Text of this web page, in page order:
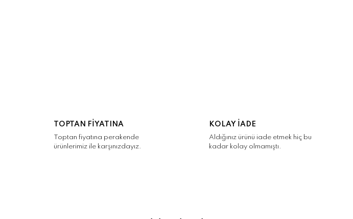
TOPTAN FİYATINA
Toptan fiyatına perakende
ürünlerimiz ile karşınızdayız.
KOLAY İADE
Aldığınız ürünü iade etmek hiç bu
kadar kolay olmamıştı.